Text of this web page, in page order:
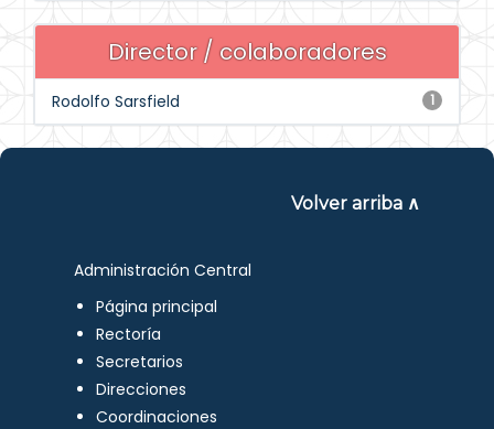
Director / colaboradores
1
Rodolfo Sarsfield
Volver arriba ∧
Administración Central
Página principal
Rectoría
Secretarios
Direcciones
Coordinaciones